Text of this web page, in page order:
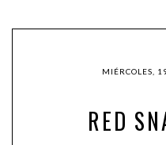
MIÉRCOLES,
RED